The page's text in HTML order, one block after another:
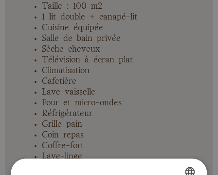
Taille : 100 m2
1 lit double + canapé-lit
Cuisine équipée
Salle de bain privée
Sèche-cheveux
Télévision à écran plat
Climatisation
Cafetière
Lave-vaisselle
Four et micro-ondes
Réfrigérateur
Grille-pain
Coin repas
Coffre-fort
Lave-linge